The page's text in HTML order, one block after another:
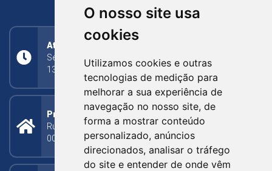
O nosso site usa
cookies
Utilizamos cookies e outras
tecnologias de medição para
melhorar a sua experiência de
navegação no nosso site, de
forma a mostrar conteúdo
personalizado, anúncios
direcionados, analisar o tráfego
do site e entender de onde vêm
Atendimento
Segunda a Sexta: 8h às 11h30min (manhã);
13h30min às 17h (tarde)
Prefeitura Municipal
Rua Silva Jardim, 505 - Bairro Centro - CEP: 95340-
000